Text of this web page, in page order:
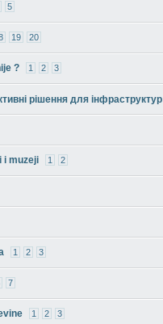
5
19 20
? 1 2 3
рішення для інфраструктур
i muzeji 1 2
1 2 3
7
1 2 3